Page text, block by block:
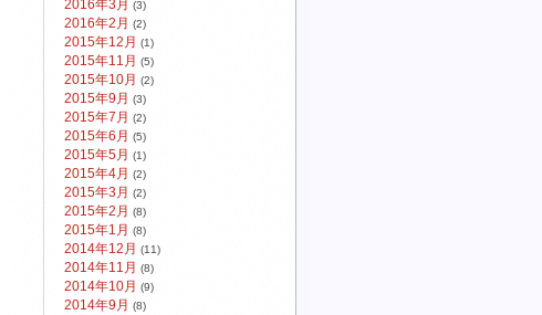
2016年3月 (3)
2016年2月 (2)
2015年12月 (1)
2015年11月 (5)
2015年10月 (2)
2015年9月 (3)
2015年7月 (2)
2015年6月 (5)
2015年5月 (1)
2015年4月 (2)
2015年3月 (2)
2015年2月 (8)
2015年1月 (8)
2014年12月 (11)
2014年11月 (8)
2014年10月 (9)
2014年9月 (8)